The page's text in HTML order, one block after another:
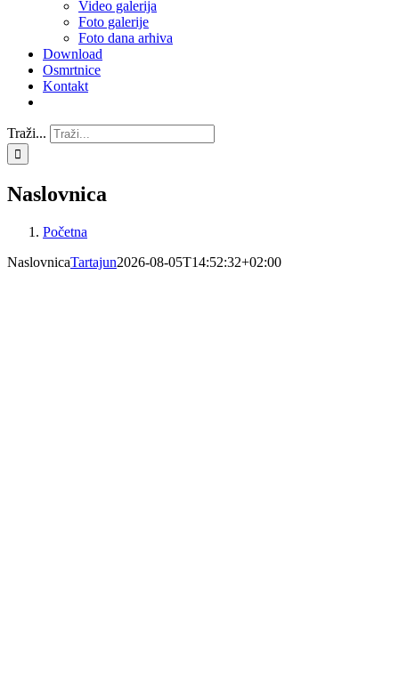
Video galerija
Foto galerije
Foto dana arhiva
Download
Osmrtnice
Kontakt
Traži...
Naslovnica
Početna
NaslovnicaTartajun2026-08-05T14:52:32+02:00